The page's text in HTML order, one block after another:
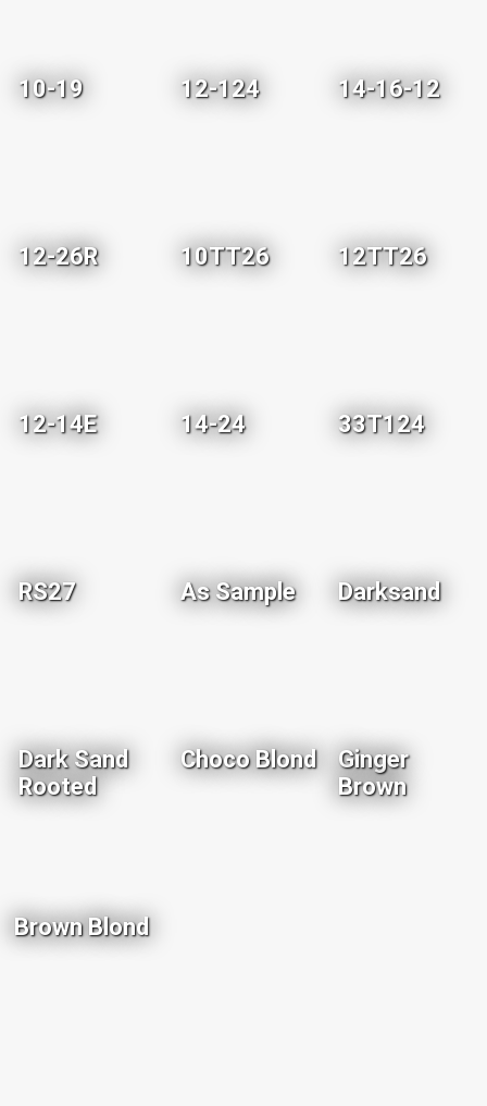
10-19 12-124 14-16-12
12-26R 10TT26 12TT26
12-14E 14-24 33T124
RS27 As Sample Darksand
Dark Sand
Rooted
Choco Blond
Ginger
Brown
Brown Blond